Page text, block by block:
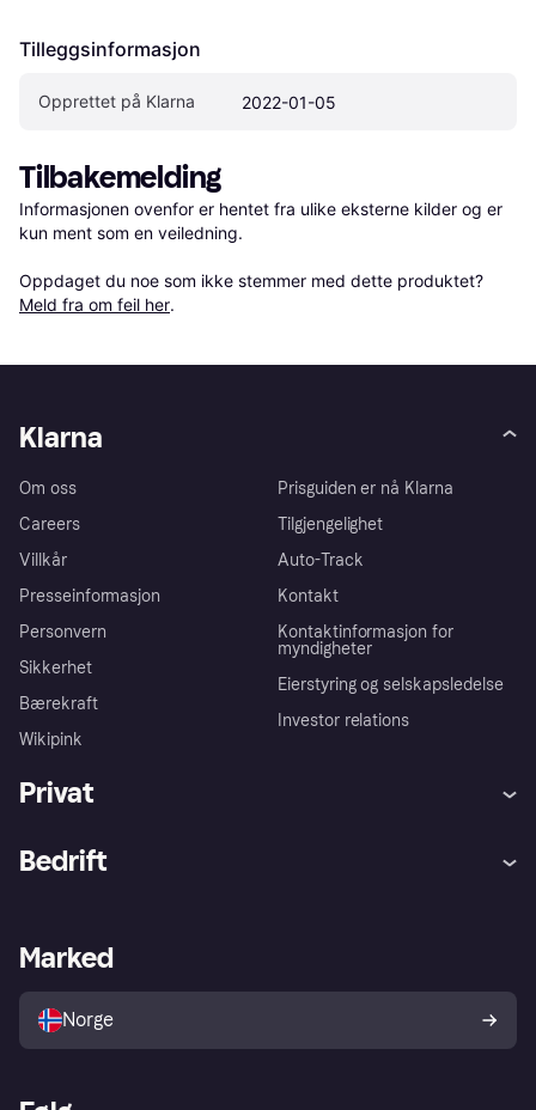
Tilleggsinformasjon
Opprettet på Klarna 2022-01-05
Tilbakemelding
Informasjonen ovenfor er hentet fra ulike eksterne kilder og er
kun ment som en veiledning.
Oppdaget du noe som ikke stemmer med dette produktet?
Meld fra om feil her.
Klarna
Om oss
Careers
Villkår
Presseinformasjon
Personvern
Sikkerhet
Bærekraft
Wikipink
Prisguiden er nå Klarna
Tilgjengelighet
Auto-Track
Kontakt
Kontaktinformasjon for
myndigheter
Eierstyring og selskapsledelse
Investor relations
Privat
Utforsk butikker
Bedrift
Merchant portal
Marked
Norge